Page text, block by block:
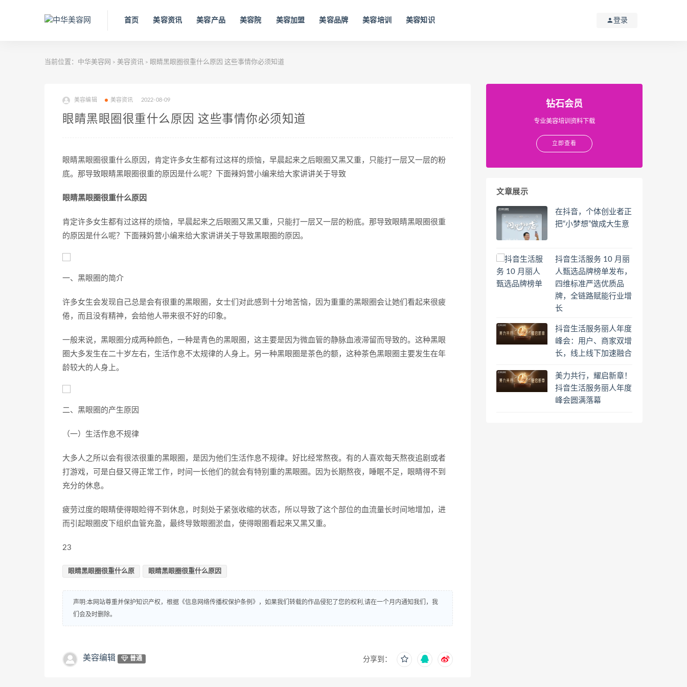
首页 美容资讯 美容产品 美容院 美容加盟 美容品牌 美容培训 美容知识 登录
当前位置： 中华美容网 > 美容资讯 > 眼睛黑眼圈很重什么原因 这些事情你必须知道
美容编辑 美容资讯 2022-08-09
眼睛黑眼圈很重什么原因 这些事情你必须知道
眼睛黑眼圈很重什么原因，肯定许多女生都有过这样的烦恼，早晨起来之后眼圈又黑又重，只能打一层又一层的粉
底。那导致眼睛黑眼圈很重的原因是什么呢？下面辣妈营小编来给大家讲讲关于导致
眼睛黑眼圈很重什么原因
肯定许多女生都有过这样的烦恼，早晨起来之后眼圈又黑又重，只能打一层又一层的粉底。那导致眼睛黑眼圈很重
的原因是什么呢？下面辣妈营小编来给大家讲讲关于导致黑眼圈的原因。
一、黑眼圈的简介
许多女生会发现自己总是会有很重的黑眼圈，女士们对此感到十分地苦恼，因为重重的黑眼圈会让她们看起来很疲
倦，而且没有精神，会给他人带来很不好的印象。
一般来说，黑眼圈分成两种颜色，一种是青色的黑眼圈，这主要是因为微血管的静脉血液滞留而导致的。这种黑眼
圈大多发生在二十岁左右，生活作息不太规律的人身上。另一种黑眼圈是茶色的额，这种茶色黑眼圈主要发生在年
龄较大的人身上。
二、黑眼圈的产生原因
（一）生活作息不规律
大多人之所以会有很浓很重的黑眼圈，是因为他们生活作息不规律。好比经常熬夜。有的人喜欢每天熬夜追剧或者
打游戏，可是白昼又得正常工作，时间一长他们的就会有特别重的黑眼圈。因为长期熬夜，睡眠不足，眼睛得不到
充分的休息。
疲劳过度的眼睛使得眼睑得不到休息，时刻处于紧张收缩的状态，所以导致了这个部位的血流量长时间地增加，进
而引起眼圈皮下组织血管充盈，最终导致眼圈淤血，使得眼圈看起来又黑又重。
23
眼睛黑眼圈很重什么原 眼睛黑眼圈很重什么原因
声明:本网站尊重并保护知识产权，根据《信息网络传播权保护条例》，如果我们转载的作品侵犯了您的权利,请在一个月内通知我们，我
们会及时删除。
美容编辑 普通 分享到：
钻石会员
专业美容培训资料下载
立即查看
文章展示
在抖音，个体创业者正
把“小梦想”做成大生意
抖音生活服务 10 月丽
人甄选品牌榜单发布，
四维标准严选优质品
牌，全链路赋能行业增
长
抖音生活服务丽人年度
峰会：用户、商家双增
长，线上线下加速融合
美力共行，耀启新章！
抖音生活服务丽人年度
峰会圆满落幕